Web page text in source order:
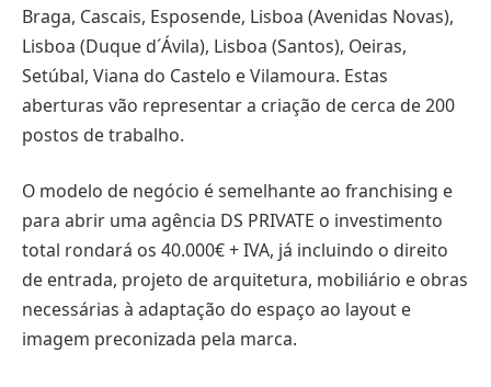
Braga, Cascais, Esposende, Lisboa (Avenidas Novas),
Lisboa (Duque d´Ávila), Lisboa (Santos), Oeiras,
Setúbal, Viana do Castelo e Vilamoura. Estas
aberturas vão representar a criação de cerca de 200
postos de trabalho.
O modelo de negócio é semelhante ao franchising e
para abrir uma agência DS PRIVATE o investimento
total rondará os 40.000€ + IVA, já incluindo o direito
de entrada, projeto de arquitetura, mobiliário e obras
necessárias à adaptação do espaço ao layout e
imagem preconizada pela marca.